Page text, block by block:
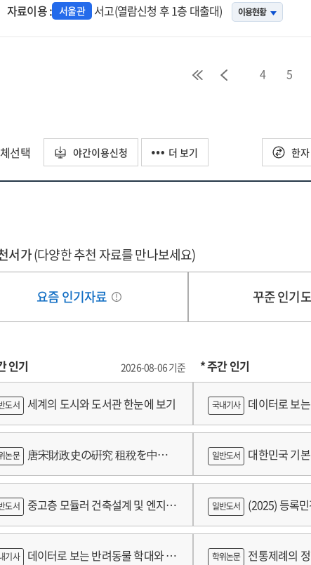
자료이용 : 서울관 서고(열람신청 후 1층 대출대) 이용현황
4 5
선택 야간이용신청 더 보기
서가(다양한 추천 자료를 만나보세요)
요즘 인기자료 꾸준 인기
인기 2026-08-06 기준
도서 세계의 도시와 도서관 한눈에 보기
논문 唐宋財政史の硏究 租稅を中心
도서 중고층 모듈러 건축설계 및 엔지니
기술개발 최종보고서
기사 데이터로 보는 반려동물 학대와 분
* 주간 인기
국내기사 데이터로 보
쟁
일반도서 대한민국 기
일반도서 (2025) 등록
람
학위논문 전통제례의